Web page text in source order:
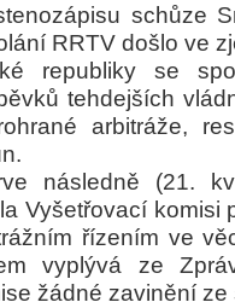
schůze
RRTV došlo ve
republiky se
tehdejších
arbitráže,
následně (21.
Vyšetřovací komisi
řízením ve
vyplývá ze
žádné zavinění